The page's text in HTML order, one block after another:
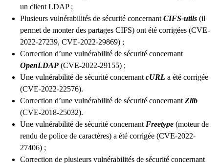
un client LDAP ;
Plusieurs vulnérabilités de sécurité concernant CIFS-utils (il
permet de monter des partages CIFS) ont été corrigées (CVE-
2022-27239, CVE-2022-29869) ;
Correction d’une vulnérabilité de sécurité concernant
OpenLDAP (CVE-2022-29155) ;
Une vulnérabilité de sécurité concernant cURL a été corrigée
(CVE-2022-22576).
Correction d’une vulnérabilité de sécurité concernant Zlib
(CVE-2018-25032).
Une vulnérabilité de sécurité concernant Freetype (moteur de
rendu de police de caractères) a été corrigée (CVE-2022-
27406) ;
Correction de plusieurs vulnérabilités de sécurité concernant